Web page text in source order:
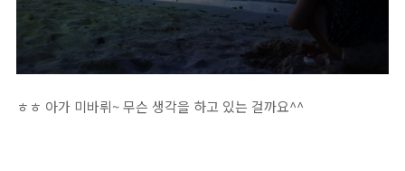
ㅎㅎ 아가 미바뤼~ 무슨 생각을 하고 있는 걸까요^^